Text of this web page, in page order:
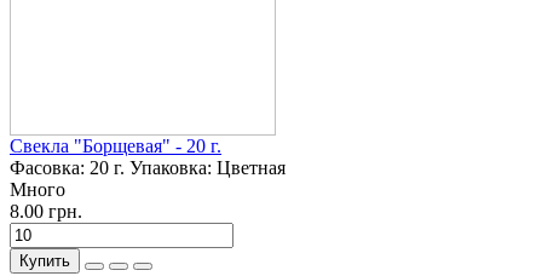
Свекла "Борщевая" - 20 г.
Фасовка: 20 г. Упаковка: Цветная
Много
8.00 грн.
Купить